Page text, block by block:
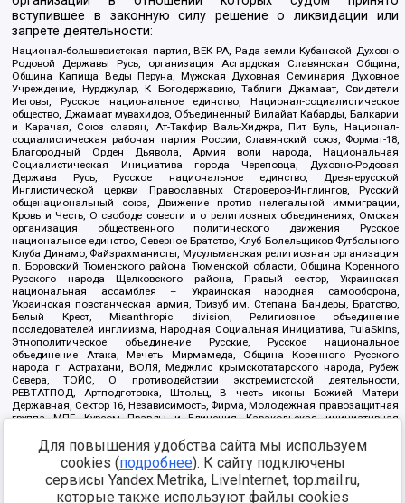
вступившее в законную силу решение о ликвидации или
запрете деятельности:
Национал-большевистская партия, ВЕК РА, Рада земли Кубанской Духовно
Родовой Державы Русь, организация Асгардская Славянская Община,
Община Капища Веды Перуна, Мужская Духовная Семинария Духовное
Учреждение, Нурджулар, К Богодержавию, Таблиги Джамаат, Свидетели
Иеговы, Русское национальное единство, Национал-социалистическое
общество, Джамаат мувахидов, Объединенный Вилайат Кабарды, Балкарии
и Карачая, Союз славян, Ат-Такфир Валь-Хиджра, Пит Буль, Национал-
социалистическая рабочая партия России, Славянский союз, Формат-18,
Благородный Орден Дьявола, Армия воли народа, Национальная
Социалистическая Инициатива города Череповца, Духовно-Родовая
Держава Русь, Русское национальное единство, Древнерусской
Инглистической церкви Православных Староверов-Инглингов, Русский
общенациональный союз, Движение против нелегальной иммиграции,
Кровь и Честь, О свободе совести и о религиозных объединениях, Омская
организация общественного политического движения Русское
национальное единство, Северное Братство, Клуб Болельщиков Футбольного
Клуба Динамо, Файзрахманисты, Мусульманская религиозная организация
п. Боровский Тюменского района Тюменской области, Община Коренного
Русского народа Щелковского района, Правый сектор, Украинская
национальная ассамблея – Украинская народная самооборона,
Украинская повстанческая армия, Тризуб им. Степана Бандеры, Братство,
Белый Крест, Misanthropic division, Религиозное объединение
последователей инглиизма, Народная Социальная Инициатива, TulaSkins,
Этнополитическое объединение Русские, Русское национальное
объединение Атака, Мечеть Мирмамеда, Община Коренного Русского
народа г. Астрахани, ВОЛЯ, Меджлис крымскотатарского народа, Рубеж
Севера, ТОЙС, О противодействии экстремистской деятельности,
РЕВТАТПОД, Артподготовка, Штольц, В честь иконы Божией Матери
Державная, Сектор 16, Независимость, Фирма, Молодежная правозащитная
группа МПГ, Курсом Правды и Единения, Каракольская инициативная
Благотворительный пансионат Ак Умут, Русская республика Русь,
Арестантское уголовное единство, Башкорт, Нация и свобода, W.H.С., Фалунь
Дафа, Иртыш Ultras, Русский Патриотический клуб-Новокузнецк/РПК,
Сибирский державный союз, Фонд борьбы с коррупцией, Фонд защиты прав
граждан, Штабы Навального, Совет граждан СССР Прикубанского округа г.
Для повышения удобства сайта мы используем
cookies (подробнее). К сайту подключены
сервисы Yandex.Metrika, LiveInternet, top.mail.ru,
которые также используют файлы cookies